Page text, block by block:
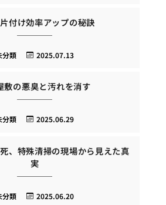
付け効率アップの秘訣
2025.07.13
分類
敷の悪臭と汚れを消す
2025.06.29
分類
、特殊清掃の現場から見えた真
実
2025.06.20
分類